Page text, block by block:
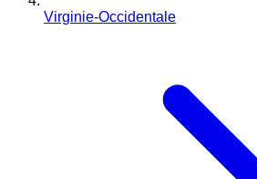
Virginie-Occidentale